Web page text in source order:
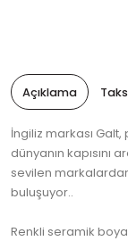
Açıklama
İngiliz markası
dünyanın
sevilen
buluşuyor..
Renkli seramik